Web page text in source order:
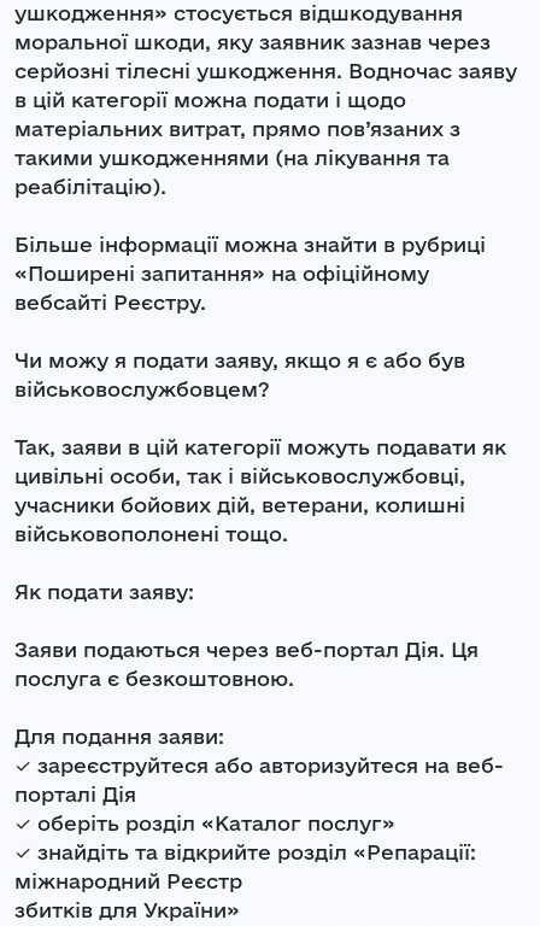
ушкодження» стосується відшкодування
моральної шкоди, яку заявник зазнав через
серйозні тілесні ушкодження. Водночас заяву
в цій категорії можна подати і щодо
матеріальних витрат, прямо пов’язаних з
такими ушкодженнями (на лікування та
реабілітацію).
Більше інформації можна знайти в рубриці
«Поширені запитання» на офіційному
вебсайті Реєстру.
Чи можу я подати заяву, якщо я є або був
військовослужбовцем?
Так, заяви в цій категорії можуть подавати як
цивільні особи, так і військовослужбовці,
учасники бойових дій, ветерани, колишні
військовополонені тощо.
Як подати заяву:
Заяви подаються через веб-портал Дія. Ця
послуга є безкоштовною.
Для подання заяви:
✓ зареєструйтеся або авторизуйтеся на веб-
порталі Дія
✓ оберіть розділ «Каталог послуг»
✓ знайдіть та відкрийте розділ «Репарації:
міжнародний Реєстр
збитків для України»